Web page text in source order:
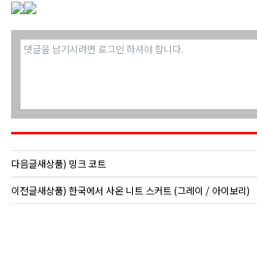
다음글새상품) 밍크 코트
이전글새상품) 한국에서 사온 니트 스커트 (그레이 / 아이보리)